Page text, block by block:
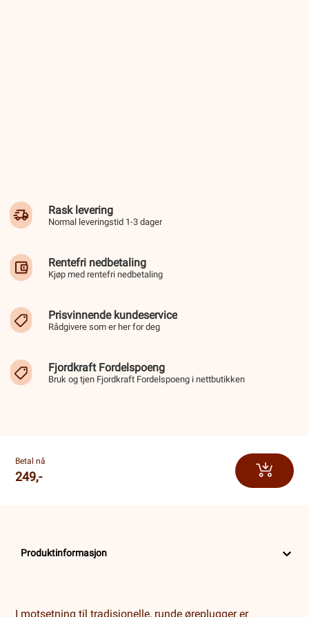
Rask levering
Normal leveringstid 1-3 dager
Rentefri nedbetaling
Kjøp med rentefri nedbetaling
Prisvinnende kundeservice
Rådgivere som er her for deg
Fjordkraft Fordelspoeng
Bruk og tjen Fjordkraft Fordelspoeng i nettbutikken
Betal nå
249,-
Produktinformasjon
I motsetning til tradisjonelle, runde øreplugger er